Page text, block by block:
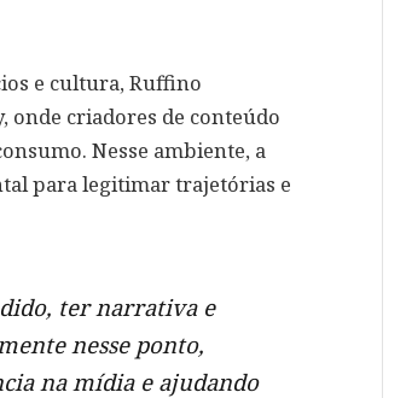
e cultura, Ruffino
onde criadores de conteúdo
Nesse ambiente, a
para legitimar trajetórias e
ter narrativa e
nesse ponto,
na mídia e ajudando